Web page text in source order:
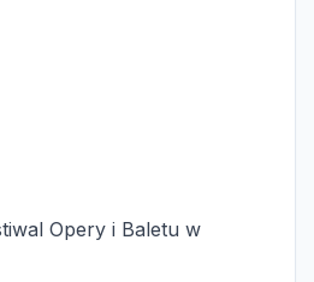
Opery i Baletu w